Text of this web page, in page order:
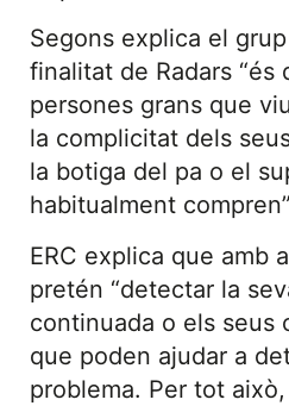
Segons explica el
finalitat de Radars “és
persones grans que
la complicitat dels
la botiga del pa o el
habitualment
ERC explica que amb
pretén “detectar la
continuada o els seus
que poden ajudar a
problema. Per tot